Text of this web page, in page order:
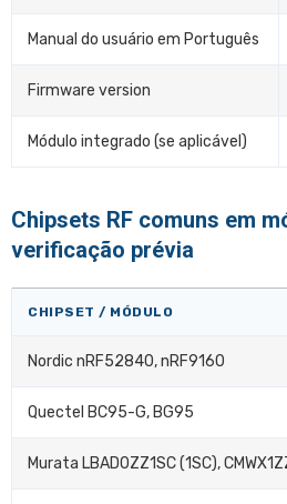
Manual do usuário em Português
Firmware version
Módulo integrado (se aplicável)
Chipsets RF comuns em
verificação prévia
CHIPSET / MÓDULO
Nordic nRF52840, nRF9160
Quectel BC95-G, BG95
Murata LBAD0ZZ1SC (1SC),